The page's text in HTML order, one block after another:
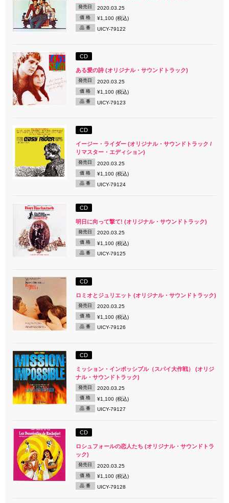
発売日 2020.03.25
価 格 ¥1,100 (税込)
品 番 UICY-79122
CD
ある愛の詩 (オリジナル・サウンドトラック)
発売日 2020.03.25
価 格 ¥1,100 (税込)
品 番 UICY-79123
CD
イージー・ライダー (オリジナル・サウンドトラック /
リマスター・エディション)
発売日 2020.03.25
価 格 ¥1,100 (税込)
品 番 UICY-79124
CD
明日に向って撃て! (オリジナル・サウンドトラック)
発売日 2020.03.25
価 格 ¥1,100 (税込)
品 番 UICY-79125
CD
ロミオとジュリエット (オリジナル・サウンドトラック)
発売日 2020.03.25
価 格 ¥1,100 (税込)
品 番 UICY-79126
CD
ミッション・インポッシブル（スパイ大作戦） (オリジ
ナル・サウンドトラック)
発売日 2020.03.25
価 格 ¥1,100 (税込)
品 番 UICY-79127
CD
ロシュフォールの恋人たち (オリジナル・サウンドトラ
ック)
発売日 2020.03.25
価 格 ¥1,100 (税込)
品 番 UICY-79128